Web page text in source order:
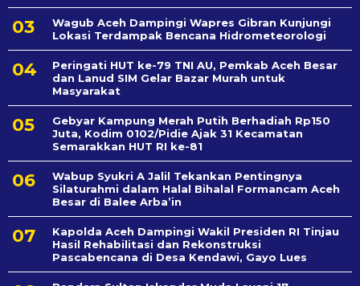
Wagub Aceh Dampingi Wapres Gibran Kunjungi
Lokasi Terdampak Bencana Hidrometeorologi
Peringati HUT ke-79 TNI AU, Pemkab Aceh Besar
dan Lanud SIM Gelar Bazar Murah untuk
Masyarakat
Gebyar Kampung Merah Putih Berhadiah Rp150
Juta, Kodim 0102/Pidie Ajak 31 Kecamatan
Semarakkan HUT RI ke-81
Wabup Syukri A Jalil Tekankan Pentingnya
Silaturahmi dalam Halal Bihalal Formancam Aceh
Besar di Balee Arba’in
Kapolda Aceh Dampingi Wakil Presiden RI Tinjau
Hasil Rehabilitasi dan Rekonstruksi
Pascabencana di Desa Kendawi, Gayo Lues